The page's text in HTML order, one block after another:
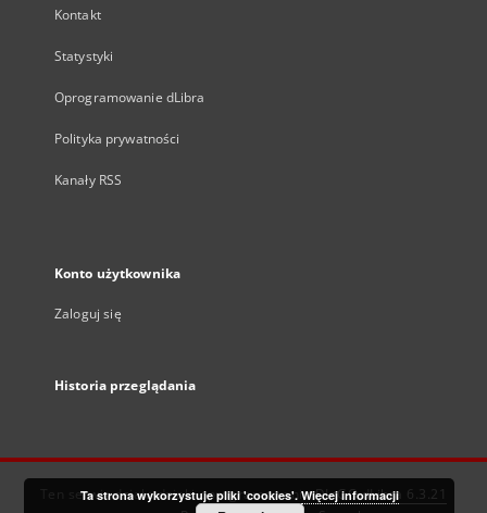
Kontakt
Statystyki
Oprogramowanie dLibra
Polityka prywatności
Kanały RSS
Konto użytkownika
Zaloguj się
Historia przeglądania
Ten serwis działa dzięki oprogramowaniuDInGO dLibra 6.3.21
Ta strona wykorzystuje pliki 'cookies'. Więcej informacji